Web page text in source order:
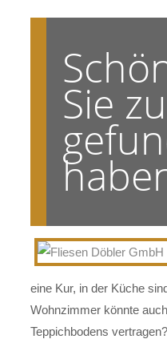
Sie
eine Kur, in der Küche
Wohnzimmer könnte
Teppichbodens